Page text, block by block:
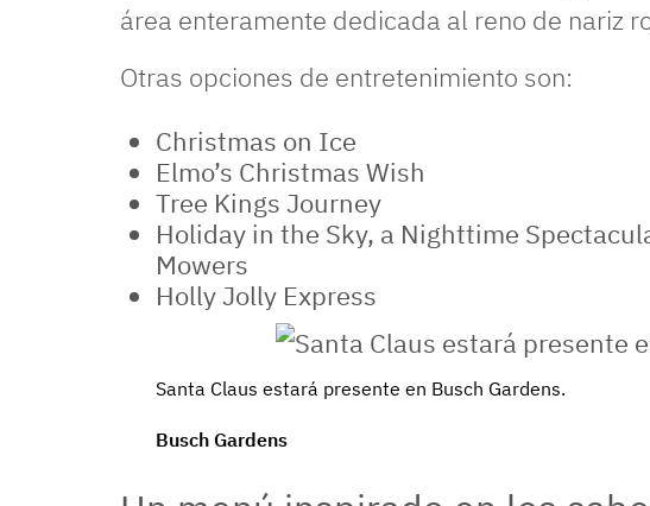
área enteramente dedicada al reno de nariz
Otras opciones de entretenimiento son:
Christmas on Ice
Elmo’s Christmas Wish
Tree Kings Journey
Holiday in the Sky, a Nighttime
Mowers
Holly Jolly Express
Santa Claus estará presente en Busch Gardens.
Busch Gardens